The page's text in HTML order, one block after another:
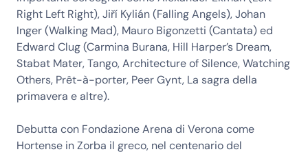
Right Left Right), Jiří Kylián (Falling Angels), Johan
Inger (Walking Mad), Mauro Bigonzetti (Cantata) ed
Edward Clug (Carmina Burana, Hill Harper’s Dream,
Stabat Mater, Tango, Architecture of Silence, Watching
Others, Prêt-à-porter, Peer Gynt, La sagra della
primavera e altre).
Debutta con Fondazione Arena di Verona come
Hortense in Zorba il greco, nel centenario del